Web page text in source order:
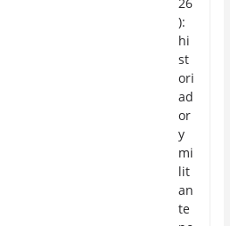
):
hi
st
ori
ad
or
y
mi
lit
an
te